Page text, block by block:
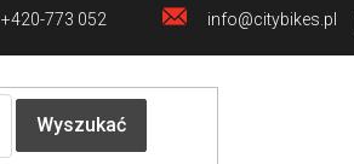
+420-773 052
info@citybikes.pl